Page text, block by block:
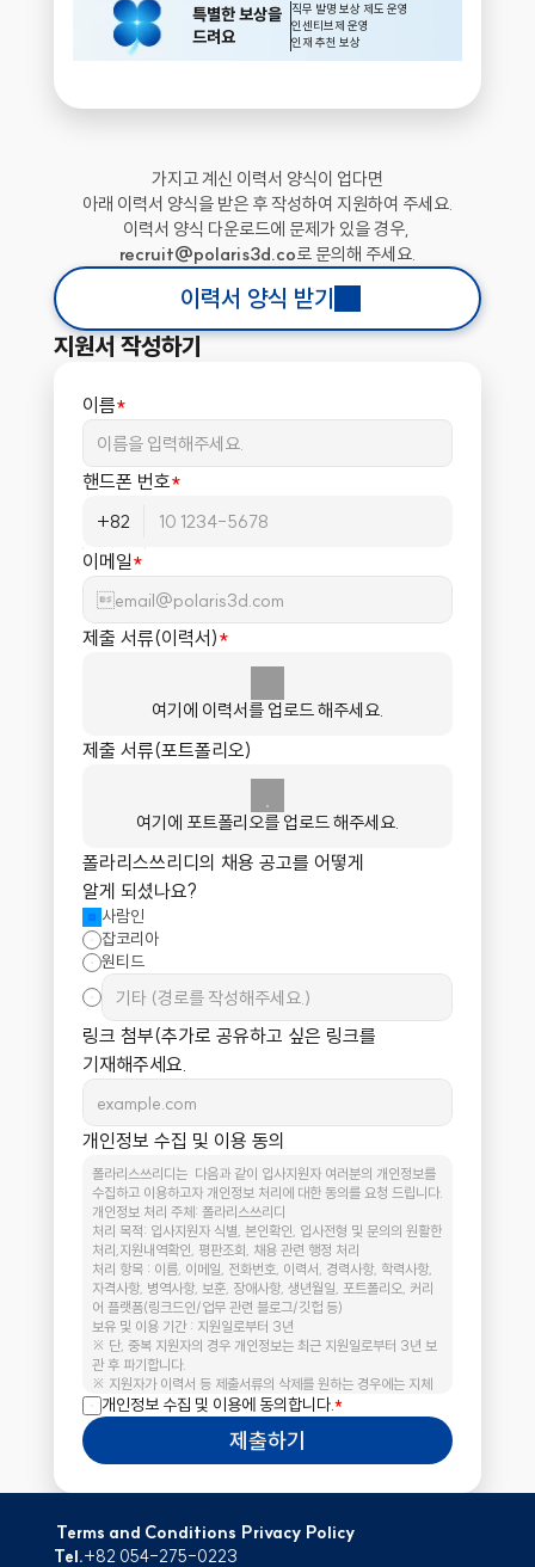
특별한 보상을
드려요
직무 발명 보상 제도 운영
인센티브제 운영
인재 추천 보상
가지고 계신 이력서 양식이 업다면
아래 이력서 양식을 받은 후 작성하여 지원하여 주세요.
recruit@polaris3d.co로 문의해 주세요.
이력서 양식 받기
지원서 작성하기
이름*
핸드폰 번호*
이메일*
제출 서류(이력서)*
여기에 이력서를 업로드 해주세요.
제출 서류(포트폴리오)
여기에 포트폴리오를 업로드 해주세요.
폴라리스쓰리디의 채용 공고를 어떻게
알게 되셨나요?
사람인
잡코리아
원티드
링크 첨부(추가로 공유하고 싶은 링크를
기재해주세요.
개인정보 수집 및 이용 동의
폴라리스쓰리디는  다음과 같이 입사지원자 여러분의 개인정보를
수집하고 이용하고자 개인정보 처리에 대한 동의를 요청 드립니다.
개인정보 처리 주체: 폴라리스쓰리디
처리 목적: 입사지원자 식별, 본인확인, 입사전형 및 문의의 원활한
처리,지원내역확인, 평판조회, 채용 관련 행정 처리
처리 항목 : 이름, 이메일, 전화번호, 이력서, 경력사항, 학력사항,
자격사항, 병역사항, 보훈, 장애사항, 생년월일, 포트폴리오, 커리
어 플랫폼(링크드인/업무 관련 블로그/깃헙 등)
보유 및 이용 기간 : 지원일로부터 3년
※ 단, 중복 지원자의 경우 개인정보는 최근 지원일로부터 3년 보
관 후 파기합니다.
※ 지원자가 이력서 등 제출서류의 삭제를 원하는 경우에는 지체
없이 삭제되도록 도와드리겠습니다. 삭제 요청은
recruit@polaris3d.co으로 연락 부탁드립니다.
[채용서류 반환에 관한 안내]
(1) 본 안내는 "채용절차의 공정화에 관한 법률"(채용절차법) 제11
용서류를 반환 받으실 수 있습니다. 다만, 구직자가 폴라리스쓰리
발적으로 서면으로 제출하신 서류는 채용절차법 제11조제1항 단서
조항에 따라 폴라리스쓰리디의 채용서류 반환 의무가 면제됩니다.
개인정보 수집 및 이용에 동의합니다.*
제출하기
Terms and Conditions Privacy Policy
Tel.+82 054-275-0223